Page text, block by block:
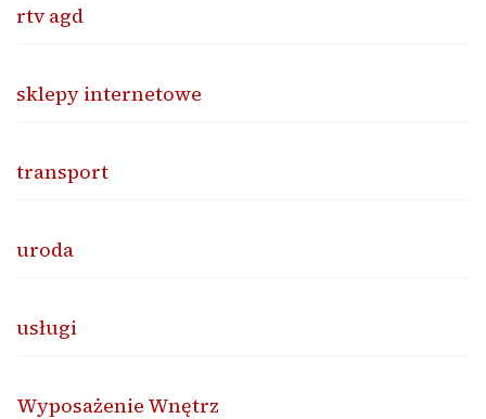
rtv agd
sklepy internetowe
transport
uroda
usługi
Wyposażenie Wnętrz